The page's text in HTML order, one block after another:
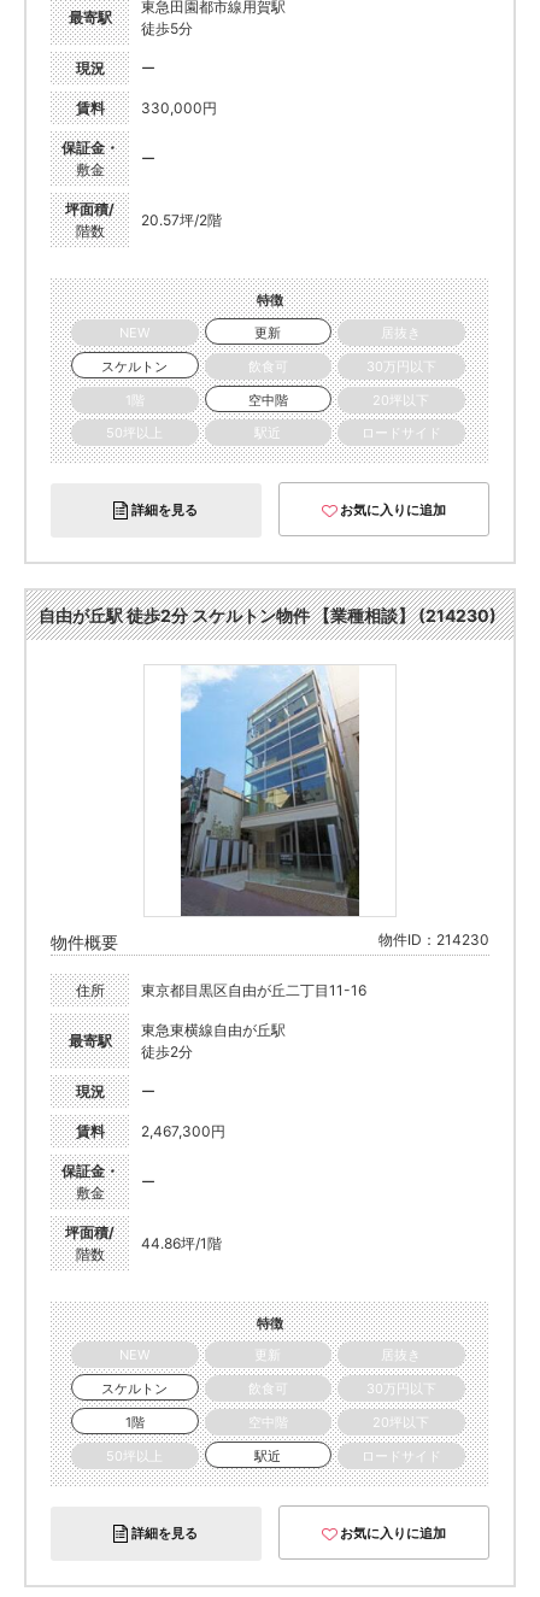
最寄駅
東急田園都市線用賀駅
徒歩5分
現況 ー
賃料 330,000円
保証金・
敷金
ー
坪面積/
階数
20.57坪/2階
特徴
NEW
更新
居抜き
スケルトン
飲食可
30万円以下
1階
空中階
20坪以下
50坪以上
駅近 ロードサイド
詳細を見る お気に入りに追加
自由が丘駅 徒歩2分 スケルトン物件 【業種相談】 (214230)
物件概要 物件ID：214230
住所 東京都目黒区自由が丘二丁目11-16
最寄駅
東急東横線自由が丘駅
徒歩2分
現況 ー
賃料 2,467,300円
保証金・
敷金
ー
坪面積/
階数
44.86坪/1階
特徴
NEW
更新
居抜き
スケルトン
飲食可
30万円以下
1階
空中階
20坪以下
50坪以上
駅近 ロードサイド
詳細を見る お気に入りに追加